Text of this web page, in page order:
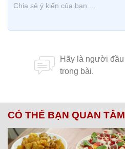
CÓ THỂ BẠN QUAN TÂM